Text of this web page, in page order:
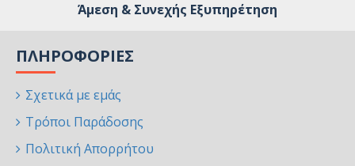
Άμεση & Συνεχής Εξυπηρέτηση
ΠΛΗΡΟΦΟΡΊΕΣ
Σχετικά με εμάς
Τρόποι Παράδοσης
Πολιτική Απορρήτου